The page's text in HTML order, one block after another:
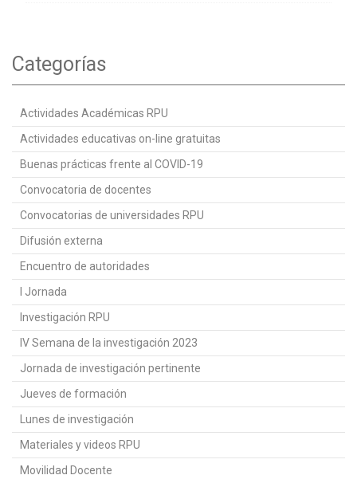
Categorías
Actividades Académicas RPU
Actividades educativas on-line gratuitas
Buenas prácticas frente al COVID-19
Convocatoria de docentes
Convocatorias de universidades RPU
Difusión externa
Encuentro de autoridades
I Jornada
Investigación RPU
IV Semana de la investigación 2023
Jornada de investigación pertinente
Jueves de formación
Lunes de investigación
Materiales y videos RPU
Movilidad Docente